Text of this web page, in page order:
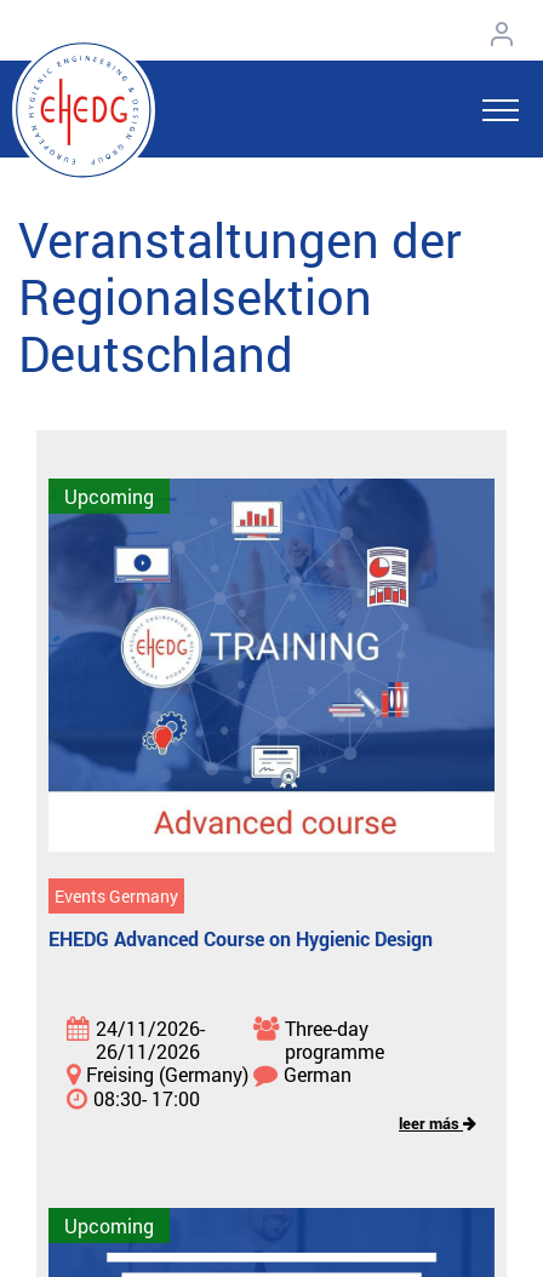
Veranstaltungen der
Regionalsektion
Deutschland
Upcoming
Events Germany
EHEDG Advanced Course on Hygienic Design
24/11/2026-
26/11/2026
Three-day
programme
Freising (Germany)
German
08:30- 17:00
leer más
Upcoming